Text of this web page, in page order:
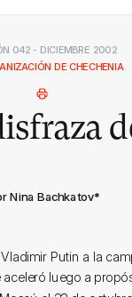
042 - DICIEMBRE 2002
DE CHECHENIA
Nina Bachkatov*
Putin a la
aceleró luego a